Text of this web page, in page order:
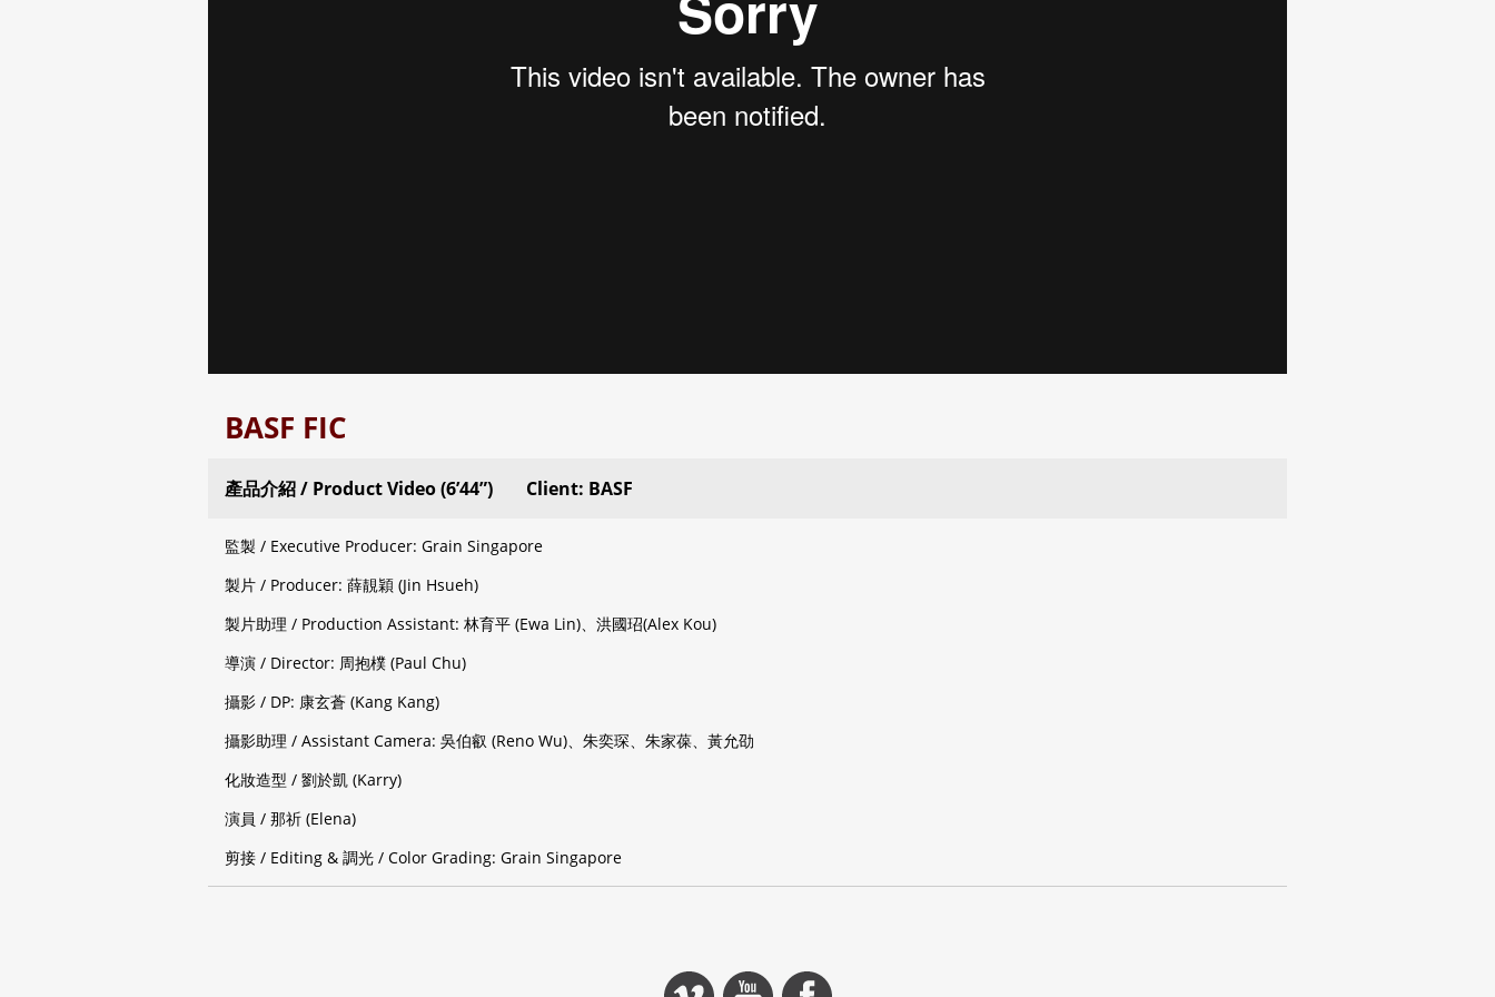
BASF FIC
產品介紹 / Product Video (6’44”) Client: BASF
監製 / Executive Producer: Grain Singapore
製片 / Producer: 薛靚穎 (Jin Hsueh)
製片助理 / Production Assistant: 林育平 (Ewa Lin)、洪國玿(Alex Kou)
導演 / Director: 周抱樸 (Paul Chu)
攝影 / DP: 康玄蒼 (Kang Kang)
攝影助理 / Assistant Camera: 吳伯叡 (Reno Wu)、朱奕琛、朱家葆、黃允劭
化妝造型 / 劉於凱 (Karry)
演員 / 那祈 (Elena)
剪接 / Editing & 調光 / Color Grading: Grain Singapore